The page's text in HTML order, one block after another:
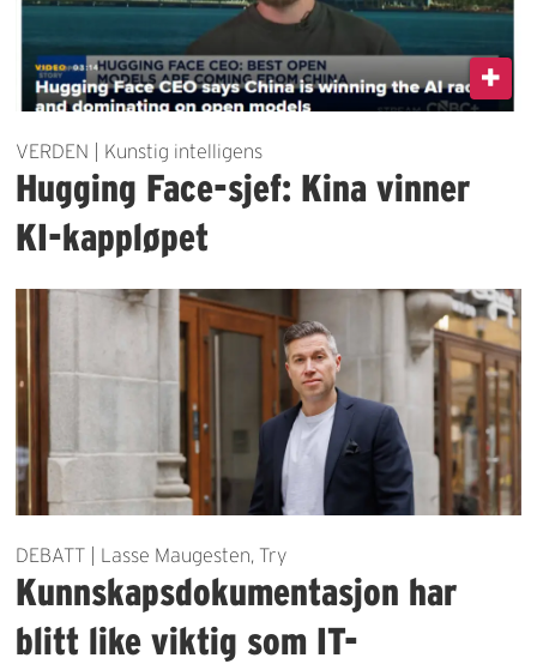
VERDEN | Kunstig intelligens
Hugging Face-sjef: Kina vinner
KI-kappløpet
DEBATT | Lasse Maugesten, Try
Kunnskapsdokumentasjon har
blitt like viktig som IT-